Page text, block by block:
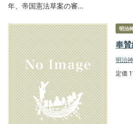
年、帝国憲法草案の審…
明治
奉
明治
定価